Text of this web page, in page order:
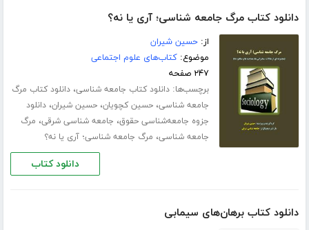
دانلود کتاب مرگ جامعه شناسی؛ آری یا نه؟
از:حسین شیران
موضوع:کتاب‌های علوم اجتماعی
۲۴۷ صفحه
برچسب‌ها:دانلود کتاب جامعه‌ شناسی،دانلود کتاب مرگ
جامعه شناسی،حسین کچویان،حسین شیران،دانلود
جزوه جامعه‌شناسی حقوق، جامعه شناسی شرقی، مرگ
جامعه شناسی، مرگ جامعه شناسی؛ آری یا نه؟
دانلود کتاب
دانلود کتاب برهان‌های سیمابی